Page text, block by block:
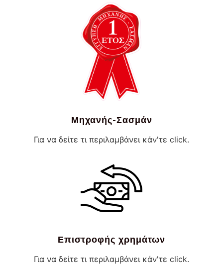
Μηχανής-Σασμάν
Για να δείτε τι περιλαμβάνει κάν'τε click.
Επιστροφής χρημάτων
Για να δείτε τι περιλαμβάνει κάν'τε click.